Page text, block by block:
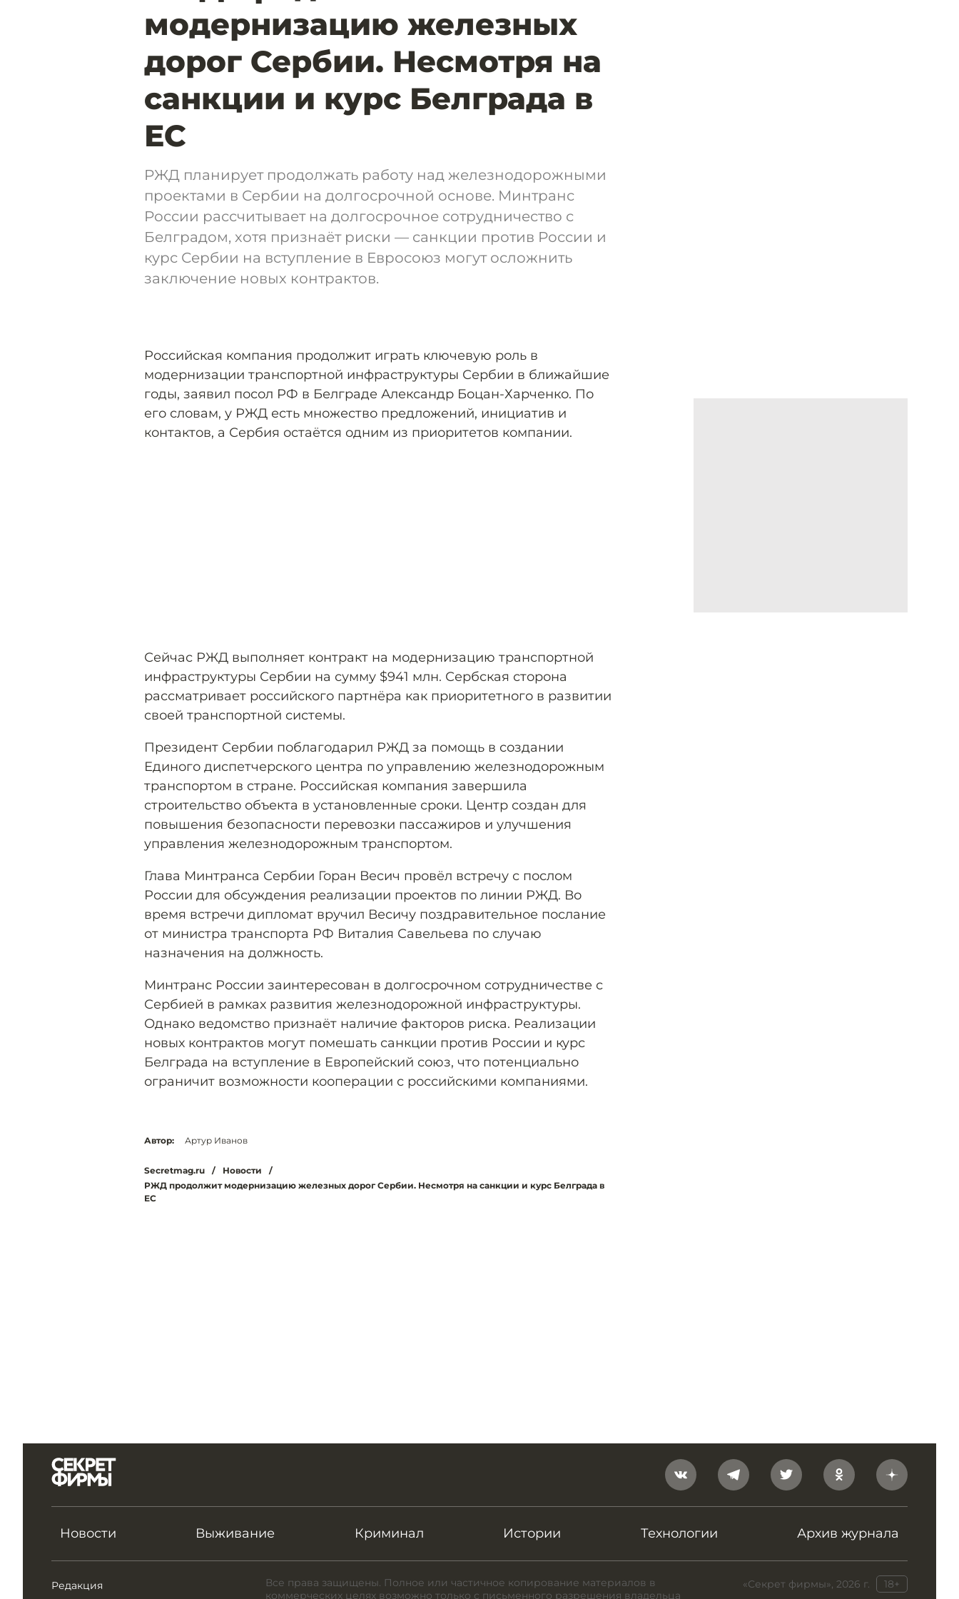
модернизацию железных
дорог Сербии. Несмотря на
санкции и курс Белграда в
ЕС
РЖД планирует продолжать работу над железнодорожными
проектами в Сербии на долгосрочной основе. Минтранс
России рассчитывает на долгосрочное сотрудничество с
Белградом, хотя признаёт риски — санкции против России и
курс Сербии на вступление в Евросоюз могут осложнить
заключение новых контрактов.
Российская компания продолжит играть ключевую роль в
модернизации транспортной инфраструктуры Сербии в ближайшие
годы, заявил посол РФ в Белграде Александр Боцан-Харченко. По
его словам, у РЖД есть множество предложений, инициатив и
контактов, а Сербия остаётся одним из приоритетов компании.
Сейчас РЖД выполняет контракт на модернизацию транспортной
инфраструктуры Сербии на сумму $941 млн. Сербская сторона
рассматривает российского партнёра как приоритетного в развитии
своей транспортной системы.
Президент Сербии поблагодарил РЖД за помощь в создании
Единого диспетчерского центра по управлению железнодорожным
транспортом в стране. Российская компания завершила
строительство объекта в установленные сроки. Центр создан для
повышения безопасности перевозки пассажиров и улучшения
управления железнодорожным транспортом.
Глава Минтранса Сербии Горан Весич провёл встречу с послом
России для обсуждения реализации проектов по линии РЖД. Во
время встречи дипломат вручил Весичу поздравительное послание
от министра транспорта РФ Виталия Савельева по случаю
назначения на должность.
Минтранс России заинтересован в долгосрочном сотрудничестве с
Сербией в рамках развития железнодорожной инфраструктуры.
Однако ведомство признаёт наличие факторов риска. Реализации
новых контрактов могут помешать санкции против России и курс
Белграда на вступление в Европейский союз, что потенциально
ограничит возможности кооперации с российскими компаниями.
Автор: Артур Иванов
Secretmag.ru / Новости
/
РЖД продолжит модернизацию железных дорог Сербии. Несмотря на санкции и курс Белграда в
ЕС
Новости Выживание Криминал Истории Технологии Архив журнала
Редакция «Секрет фирмы», 2026 г. 18+
Все права защищены. Полное или частичное копирование материалов в
коммерческих целях возможно только с письменного разрешения владельца